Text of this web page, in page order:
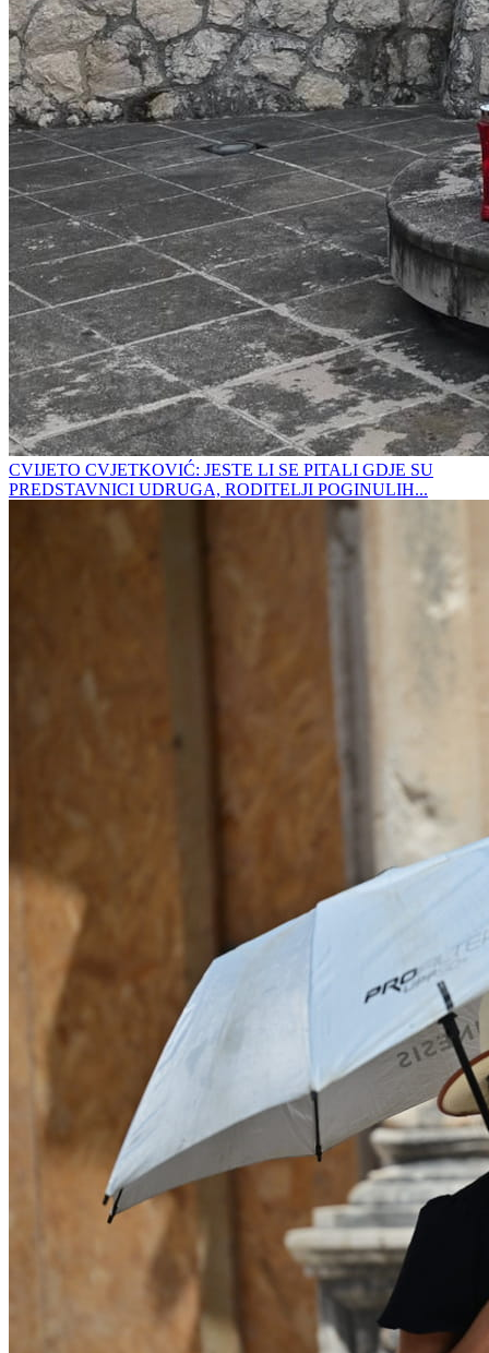
CVIJETO CVJETKOVIĆ: JESTE LI SE PITALI GDJE SU
PREDSTAVNICI UDRUGA, RODITELJI POGINULIH...